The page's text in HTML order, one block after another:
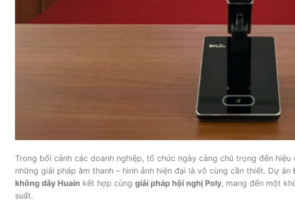
Trong bối cảnh các doanh nghiệp, tổ chức ngày càng chú trọng đến
những giải pháp âm thanh – hình ảnh hiện đại là vô cùng cần thiết. Dự
không dây Huain kết hợp cùng giải pháp hội nghị Poly, mang đến một
suất.